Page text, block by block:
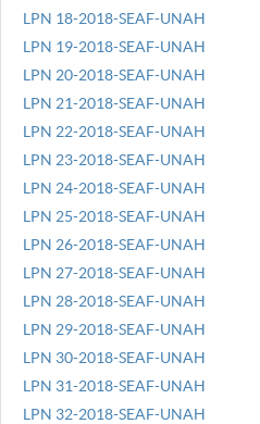
LPN 18-2018-SEAF-UNAH
LPN 19-2018-SEAF-UNAH
LPN 20-2018-SEAF-UNAH
LPN 21-2018-SEAF-UNAH
LPN 22-2018-SEAF-UNAH
LPN 23-2018-SEAF-UNAH
LPN 24-2018-SEAF-UNAH
LPN 25-2018-SEAF-UNAH
LPN 26-2018-SEAF-UNAH
LPN 27-2018-SEAF-UNAH
LPN 28-2018-SEAF-UNAH
LPN 29-2018-SEAF-UNAH
LPN 30-2018-SEAF-UNAH
LPN 31-2018-SEAF-UNAH
LPN 32-2018-SEAF-UNAH